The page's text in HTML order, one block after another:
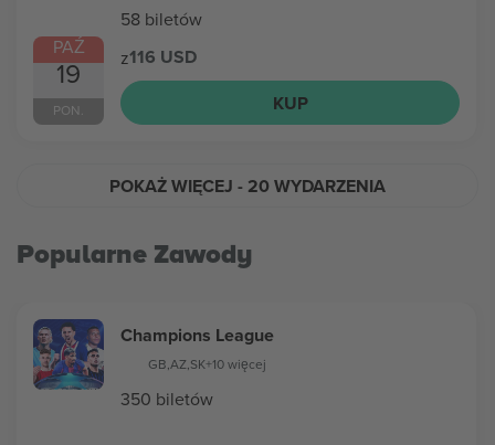
PAŹ
19
PON.
58 biletów
z116 USD
KUP
POKAŻ WIĘCEJ - 20 WYDARZENIA
Popularne Zawody
Champions League
GB,AZ,SK+10 więcej
350 biletów